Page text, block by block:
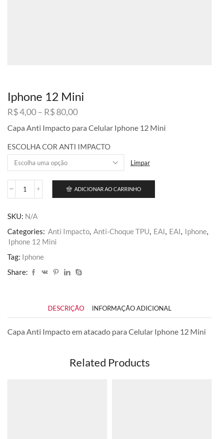
Iphone 12 Mini
R$4,00– R$80,00Faixa
preço:
R$ 4,00
através
Capa Anti Impacto para Celular Iphone 12 Mini
ESCOLHA COR ANTI IMPACTO
Limpar
Iphone
quantidade
ADICIONAR AO CARRINHO
SKU: N/A
Categories: Anti Impacto, Anti-Choque TPU, EAI, EAI, Iphone,
Iphone 12 Mini
Tag: Iphone
Share:
DESCRIÇÃO INFORMAÇÃO ADICIONAL
Capa Anti Impacto em atacado para Celular Iphone 12 Mini
Related Products